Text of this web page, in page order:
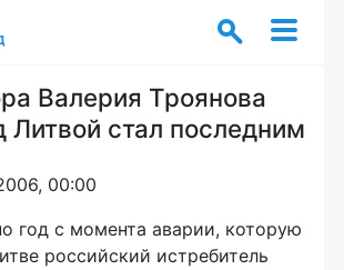
Валерия Троянова
Литвой стал последним
00:00
год с момента аварии, которую
российский истребитель